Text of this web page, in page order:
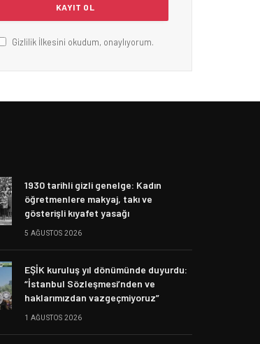
Gizlilik İlkesini okudum, onaylıyorum.
1930 tarihli gizli genelge: Kadın
öğretmenlere makyaj, takı ve
gösterişli kıyafet yasağı
5 AĞUSTOS 2026
EŞİK kuruluş yıl dönümünde duyurdu:
“İstanbul Sözleşmesi’nden ve
haklarımızdan vazgeçmiyoruz”
1 AĞUSTOS 2026